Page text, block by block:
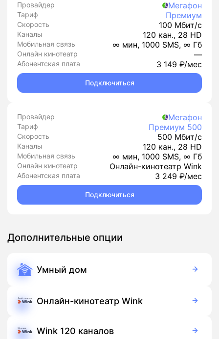
Провайдер Мегафон
Тариф Премиум
Скорость 100 Мбит/с
Каналы 120 кан., 28 HD
Мобильная связь ∞ мин, 1000 SMS, ∞ Гб
Онлайн кинотеатр —
Абонентская плата 3 149 ₽/мес
Подключиться
Провайдер Мегафон
Тариф Премиум 500
Скорость 500 Мбит/с
Каналы 120 кан., 28 HD
Мобильная связь ∞ мин, 1000 SMS, ∞ Гб
Онлайн кинотеатр Онлайн-кинотеатр Wink
Абонентская плата 3 249 ₽/мес
Подключиться
Дополнительные опции
Умный дом
Подписка 900 руб./мес
Онлайн-кинотеатр Wink
Подписка
Wink 120 каналов